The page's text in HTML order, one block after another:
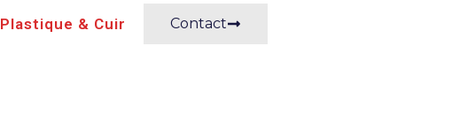
Plastique & Cuir Contact